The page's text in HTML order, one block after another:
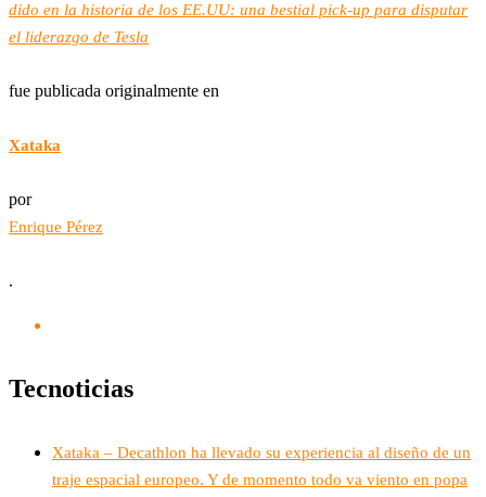
dido en la historia de los EE.UU: una bestial pick-up para disputar
el liderazgo de Tesla
fue publicada originalmente en
Xataka
por
Enrique Pérez
.
Tecnoticias
Xataka – Decathlon ha llevado su experiencia al diseño de un
traje espacial europeo. Y de momento todo va viento en popa